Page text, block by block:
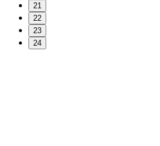
21
22
23
24